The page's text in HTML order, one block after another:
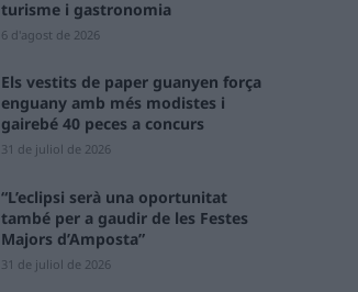
turisme i gastronomia
6 d'agost de 2026
Els vestits de paper guanyen força
enguany amb més modistes i
gairebé 40 peces a concurs
31 de juliol de 2026
“L’eclipsi serà una oportunitat
també per a gaudir de les Festes
Majors d’Amposta”
31 de juliol de 2026